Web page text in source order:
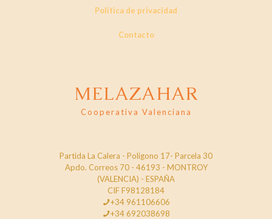
Política de privacidad
Contacto
MELAZAHAR
Cooperativa Valenciana
Partida La Calera - Poligono 17- Parcela 30
Apdo. Correos 70 - 46193 - MONTROY
(VALENCIA) - ESPAÑA
CIF F98128184
+34 961106606
+34 692038698